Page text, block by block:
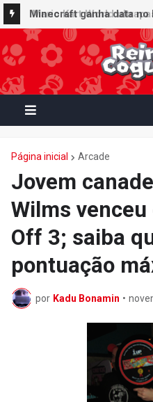
Minecraft ganha data no
Super Mario Mash-Up
gráfica exclusiva
Página inicial Arcade
Jovem
Wilms
Off 3; saiba
pontuação
por Kadu Bonamin •